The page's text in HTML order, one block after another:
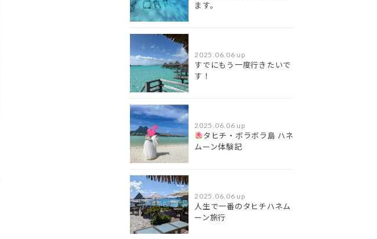
ます。
2025.06.06 up
すでにもう一度行きたいで
す！
2025.06.06 up
タヒチ・ボラボラ島 ハネ
ムーン体験記
2025.06.06 up
人生で一番のタヒチハネム
ーン旅行